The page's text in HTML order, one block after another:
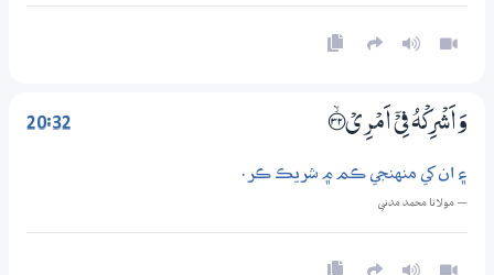
20:32 وَاَشْرِكْهُ فِيْٓ اَمْرِيْ ؀ۙ32
۽ ان کي منهنجي ڪم ۾ شريڪ ڪر.
— مولانا محمد مدني